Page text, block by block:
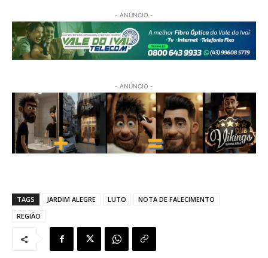
- ANÚNCIO -
- ANÚNCIO -
TAGS JARDIM ALEGRE LUTO
NOTA DE FALECIMENTO
REGIÃO